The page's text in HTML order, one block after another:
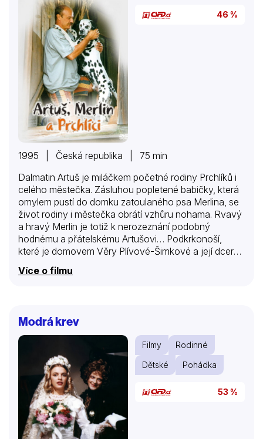
46 %
1995 | Česká republika | 75 min
Dalmatin Artuš je miláčkem početné rodiny Prchlíků i
celého městečka. Zásluhou popletené babičky, která
omylem pustí do domku zatoulaného psa Merlina, se
život rodiny i městečka obrátí vzhůru nohama. Rvavý
a hravý Merlin je totiž k nerozeznání podobný
hodnému a přátelskému Artušovi… Podkrkonoší,
které je domovem Věry Plívové-Šimkové a její dcery
přítomné v této letní komedii plné omylů, záměn, ale
Více o filmu
Modrá krev
Filmy
Rodinné
Dětské
Pohádka
53 %